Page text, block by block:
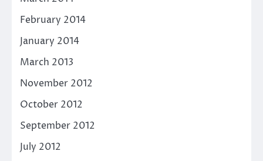
February 2014
January 2014
March 2013
November 2012
October 2012
September 2012
July 2012